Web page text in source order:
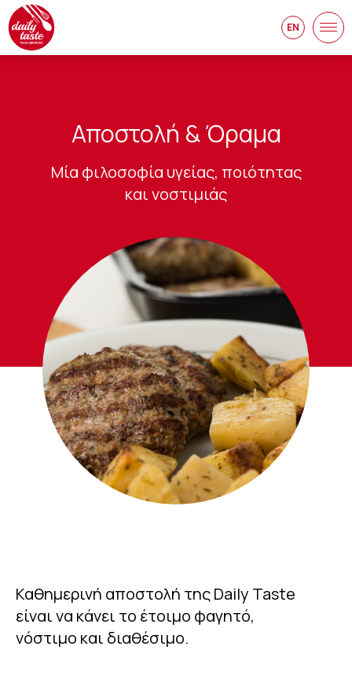
EN
Αποστολή & Όραμα
Μία φιλοσοφία υγείας, ποιότητας
και νοστιμιάς
Καθημερινή αποστολή της Daily Taste
είναι να κάνει το έτοιμο φαγητό,
νόστιμο και διαθέσιμο.